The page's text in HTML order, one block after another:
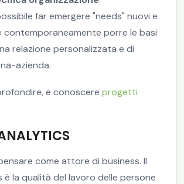
far emergere "needs" nuovi e
porre le basi
relazione personalizzata e di
azienda.
e conoscere progetti
come attore di business. Il
è la qualità del lavoro delle persone